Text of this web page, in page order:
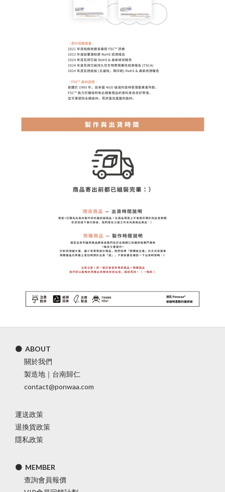
⚫ ABOUT
關於我們
製造地｜台南歸仁
contact@ponwaa.com
運送政策
退換貨政策
隱私政策
⚫ MEMBER
查詢會員報價